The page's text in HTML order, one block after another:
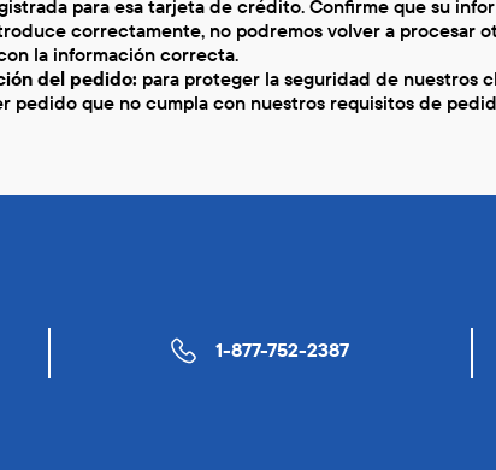
para esa tarjeta de crédito. Confirme que su
correctamente, no podremos volver a procesar
la información correcta.
del pedido: para proteger la seguridad de nuestros
pedido que no cumpla con nuestros requisitos de
1-877-752-2387